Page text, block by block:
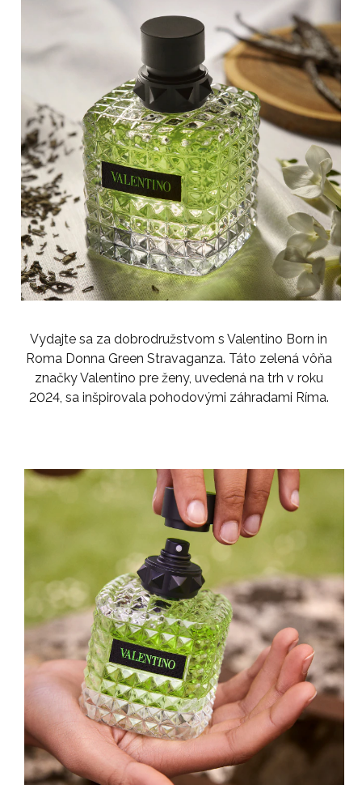
Vydajte sa za dobrodružstvom s Valentino Born in
Roma Donna Green Stravaganza. Táto zelená vôňa
značky Valentino pre ženy, uvedená na trh v roku
2024, sa inšpirovala pohodovými záhradami Ríma.